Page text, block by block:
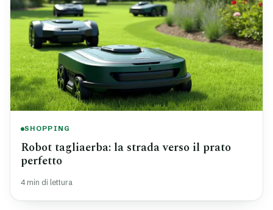
SHOPPING
Robot tagliaerba: la strada verso il prato
perfetto
4 min di lettura